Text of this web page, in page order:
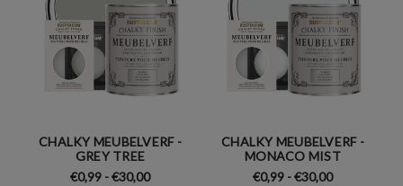
CHALKY MEUBELVERF -
GREY TREE
€0,99 - €30,00
CHALKY MEUBELVERF -
MONACO MIST
€0,99 - €30,00